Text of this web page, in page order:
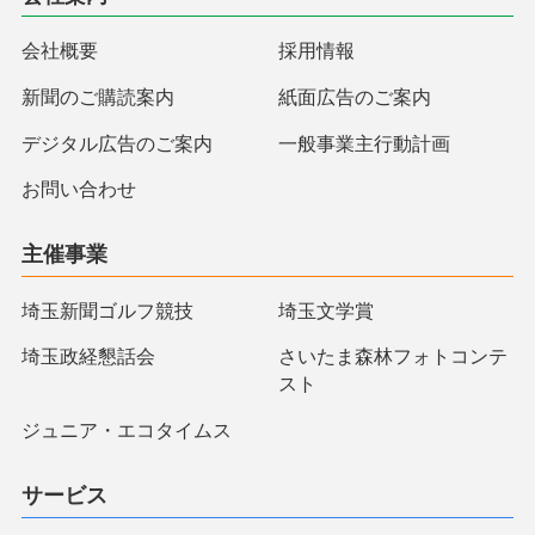
会社概要 採用情報
新聞のご購読案内 紙面広告のご案内
デジタル広告のご案内 一般事業主行動計画
お問い合わせ
主催事業
埼玉新聞ゴルフ競技 埼玉文学賞
埼玉政経懇話会
さいたま森林フォトコンテ
スト
ジュニア・エコタイムス
サービス